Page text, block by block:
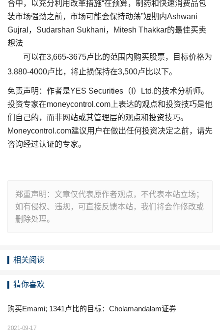
合中，以充分利用改革措施“在预算，制药和快速消费品包
装市场强劲之前，市场可能会保持动荡”短期内Ashwani
Gujral，Sudarshan Sukhani，Mitesh Thakkar的最佳买卖
想法
可以在3,665-3675卢比的范围内购买股票，目标价格为
3,880-4000卢比，将止损保持在3,500卢比以下。
免责声明：作者是YES Securities（I）Ltd.的技术分析师。
投资专家在moneycontrol.com上表达的观点和投资技巧是他
们自己的，而非网站或其管理层的观点和投资技巧。
Moneycontrol.com建议用户在做出任何投资决定之前，请先
咨询经过认证的专家。
郑重声明：文章仅代表原作者观点，不代表本站立场；
如有侵权、违规，可直接反馈本站，我们将会作修改或
删除处理。
相关阅读
猜你喜欢
购买Emami; 1341卢比的目标：Cholamandalam证券
2021-09-17